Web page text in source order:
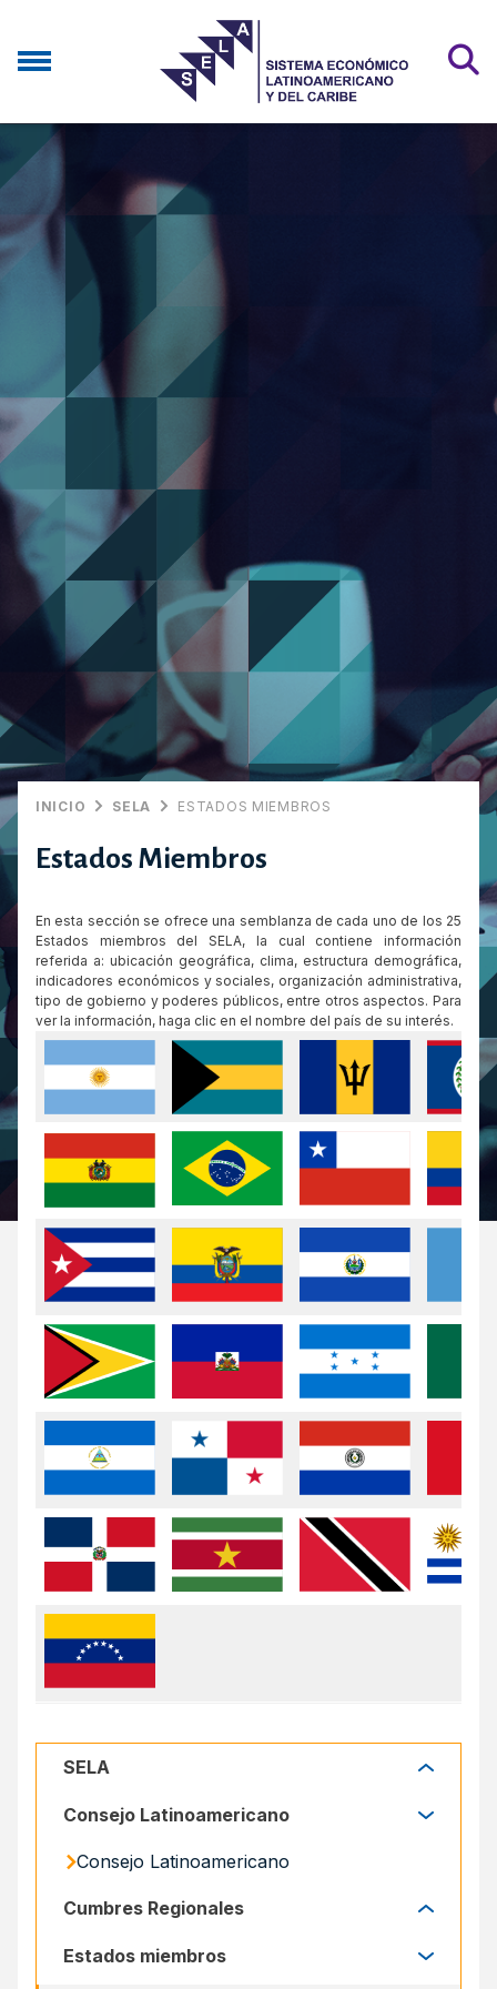
INICIO SELA ESTADOS MIEMBROS
Estados Miembros
En esta sección se ofrece una semblanza de cada uno de los 25
Estados miembros del SELA, la cual contiene información
referida a: ubicación geográfica, clima, estructura demográfica,
indicadores económicos y sociales, organización administrativa,
tipo de gobierno y poderes públicos, entre otros aspectos. Para
ver la información, haga clic en el nombre del país de su interés.
SELA
SELA
Consejo Latinoamericano
Consejo Latinoamericano
Cumbres Regionales
Cumbres Regionales
Estados miembros